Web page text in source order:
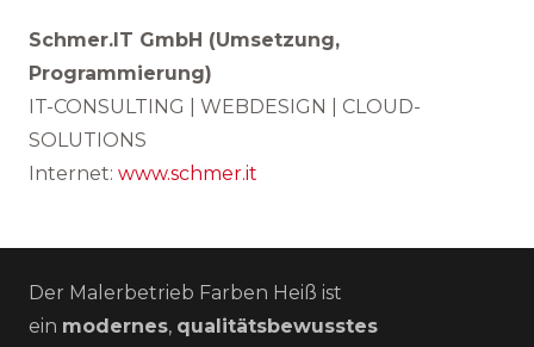
Schmer.IT GmbH (Umsetzung,
Programmierung)
IT-CONSULTING | WEBDESIGN | CLOUD-
SOLUTIONS
Internet: www.schmer.it
Der Malerbetrieb Farben Heiß ist
ein modernes, qualitätsbewusstes